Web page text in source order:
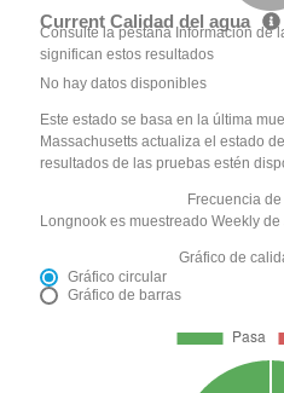
Current Calidad del agua
Consulte la pestaña Información de
significan estos resultados
No hay datos disponibles
Este estado se basa en la última
Massachusetts actualiza el estado
resultados de las pruebas estén
Frecuencia
Longnook es muestreado Weekly
Gráfico de
Gráfico circular
Gráfico de barras